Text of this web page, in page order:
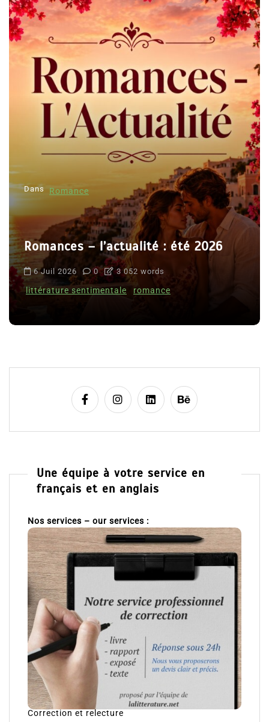
Dans Romance
Romances – l’actualité : été 2026
6 Juil 2026 0 3 052 words
littérature sentimentale romance
Une équipe à votre service en
français et en anglais
Nos services – our services :
Correction et relecture